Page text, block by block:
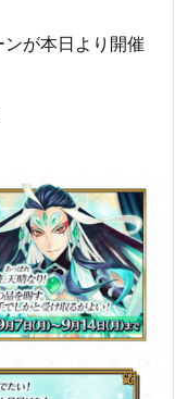
が本日より開催